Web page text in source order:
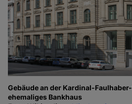
Gebäude an der Kardinal-Faulhaber-
ehemaliges Bankhaus